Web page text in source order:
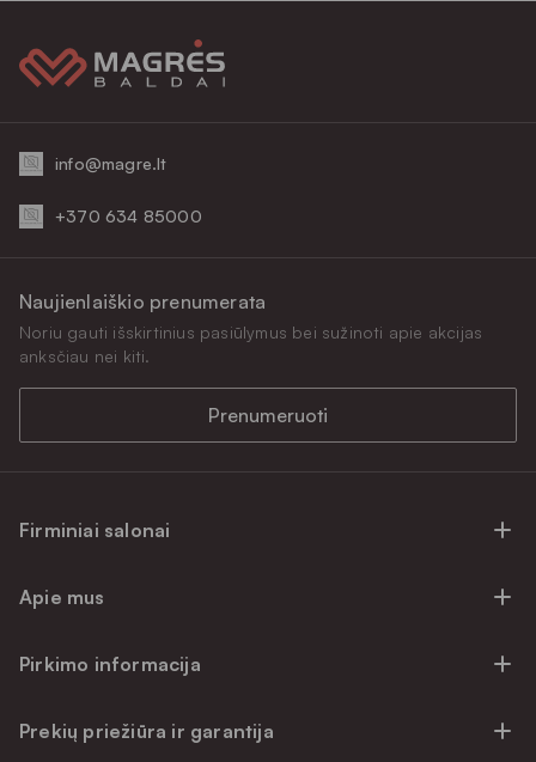
info@magre.lt
+370 634 85000
Firminiai salonai
Firminiai salonai Klaipėdoje
Prekių atsiėmimo punktai
Apie mus
Atsiliepimai
Pirkimo informacija
Pirkimo sąlygos
Prekių priežiūra ir garantija
Naujienlaiškio prenumerata
Noriu gauti išskirtinius pasiūlymus bei sužinoti apie akcijas
anksčiau nei kiti.
Prenumeruoti